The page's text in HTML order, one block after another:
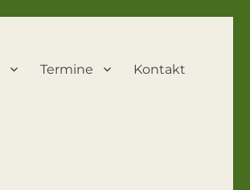
Termine Kontakt